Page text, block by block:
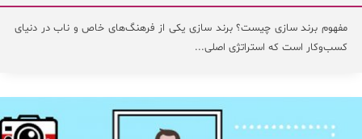
مفهوم برند سازی چیست؟ برند سازی یکی از فرهنگ‌های خاص و ناب در دنیای
کسب‌وکار است که استراتژی اصلی...